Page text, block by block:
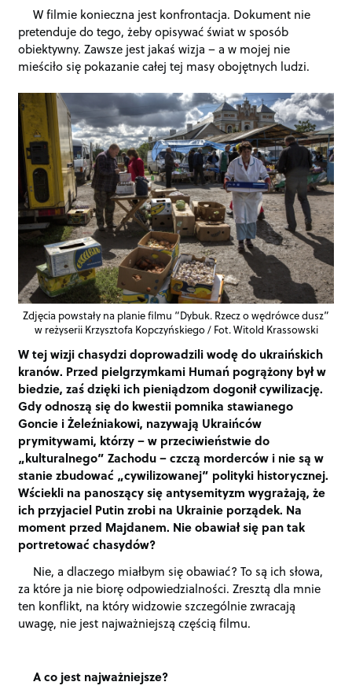
W filmie konieczna jest konfrontacja. Dokument nie
pretenduje do tego, żeby opisywać świat w sposób
obiektywny. Zawsze jest jakaś wizja – a w mojej nie
mieściło się pokazanie całej tej masy obojętnych ludzi.
Zdjęcia powstały na planie filmu “Dybuk. Rzecz o wędrówce dusz”
w reżyserii Krzysztofa Kopczyńskiego / Fot. Witold Krassowski
W tej wizji chasydzi doprowadzili wodę do ukraińskich
kranów. Przed pielgrzymkami Humań pogrążony był w
biedzie, zaś dzięki ich pieniądzom dogonił cywilizację.
Gdy odnoszą się do kwestii pomnika stawianego
Goncie i Żeleźniakowi, nazywają Ukraińców
prymitywami, którzy – w przeciwieństwie do
„kulturalnego” Zachodu – czczą morderców i nie są w
stanie zbudować „cywilizowanej” polityki historycznej.
Wściekli na panoszący się antysemityzm wygrażają, że
ich przyjaciel Putin zrobi na Ukrainie porządek. Na
moment przed Majdanem. Nie obawiał się pan tak
portretować chasydów?
Nie, a dlaczego miałbym się obawiać? To są ich słowa,
za które ja nie biorę odpowiedzialności. Zresztą dla mnie
ten konflikt, na który widzowie szczególnie zwracają
uwagę, nie jest najważniejszą częścią filmu.
A co jest najważniejsze?